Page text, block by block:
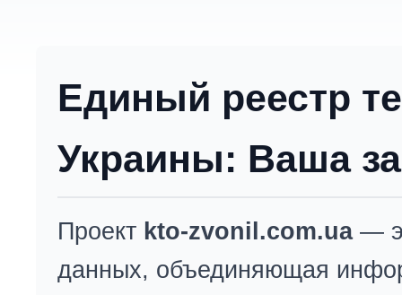
Единый реестр
Украины: Ваша
Проект kto-zvonil.com.ua—
данных, объединяющая